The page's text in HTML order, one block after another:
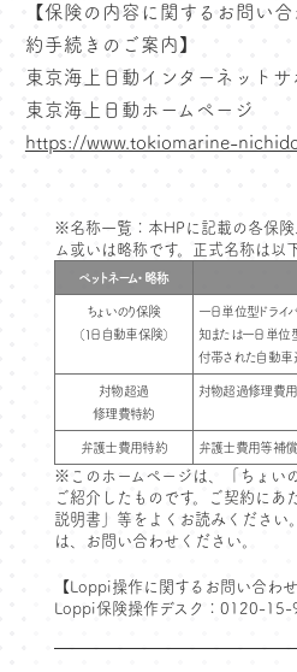
【保険の内容に関するお問い
約手続きのご案内】
東京海上日動インターネットサ
東京海上日動ホームページ
https://www.tokiomarine-
※名称一覧：本HPに記載の各保険
ム或いは略称です。正式名称は以
ペットネーム・略称
ちょいのり保険
（1日自動車保険）
一日単位型ドラ
知または一日単
付帯された自動
対物超過
修理費特約
対物超過修理費
弁護士費用特約 弁護士費用等補
※このホームページは、「ちょい
ご紹介したものです。ご契約にあ
説明書」等をよくお読みください
は、お問い合わせください。
【Loppi操作に関するお問い合わせ
Loppi保険操作デスク：0120-15-